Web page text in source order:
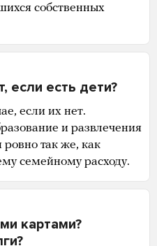
собственных
если есть дети?
если их нет.
и развлечения
ровно так же, как
семейному расходу.
картами?